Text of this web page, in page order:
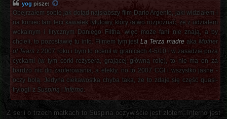
yog pisze:
Obejrzałem sobie jak dotąd najsłabszy film Dario Argento, jaki widziałem i
na koniec tam leci kawałek tytułowy, który łatwo rozpoznać, że z udziałem
wokalnym i lirycznym Daniego Filtha, więc może fani nie znają, a by
chcieli, to pozostawię tu info. Filmem tym jestLa Terza madre akaMother
of Tears z 2007 roku i bym to ocenił w granicach 4-5/10 i w zasadzie poza
cyckami (w tym córki reżysera, grającej główną rolę), to nie ma on za
bardzo nic do zaoferowania, a efekty, no to 2007 CGI i wszystko jasne -
oczy bolą. Jedyna ciekawostka chyba taka, że to zdaje się część quasi-
trylogii z Suspirią i Inferno.
Z serii o trzech matkach to Suspiria oczywiście jest złotem, Inferno jest